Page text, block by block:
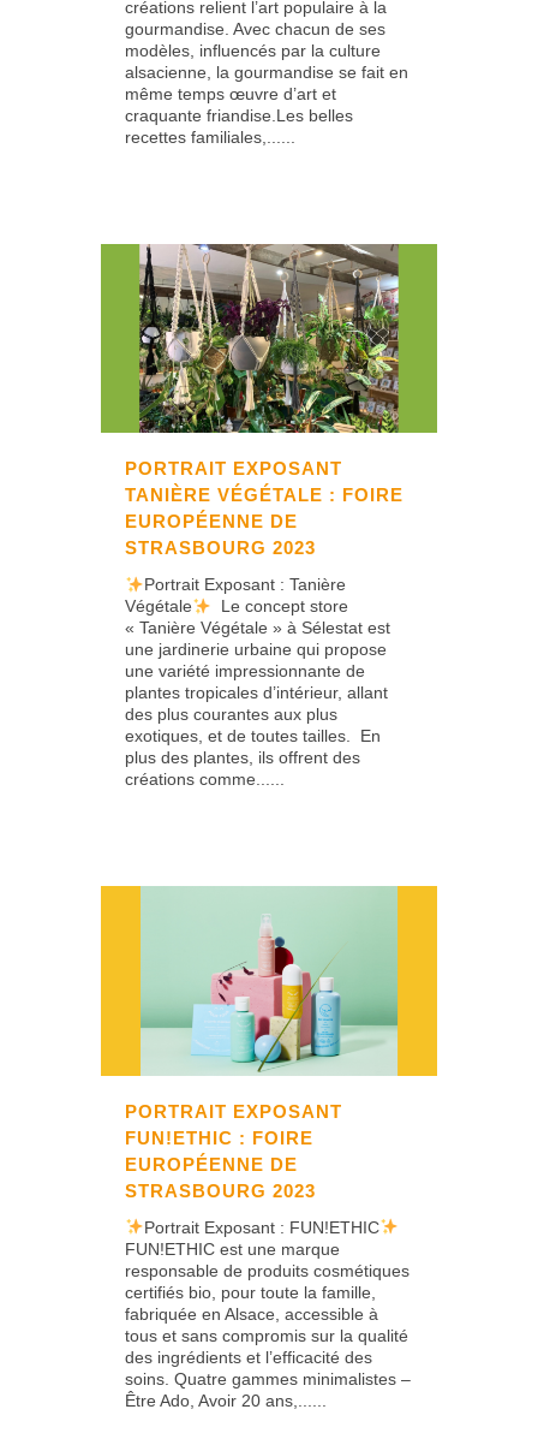
créations relient l’art populaire à la
gourmandise. Avec chacun de ses
modèles, influencés par la culture
alsacienne, la gourmandise se fait en
même temps œuvre d’art et
craquante friandise.Les belles
recettes familiales,......
PORTRAIT EXPOSANT
TANIÈRE VÉGÉTALE : FOIRE
EUROPÉENNE DE
STRASBOURG 2023
Portrait Exposant : Tanière
Végétale
Le concept store
« Tanière Végétale » à Sélestat est
une jardinerie urbaine qui propose
une variété impressionnante de
plantes tropicales d’intérieur, allant
des plus courantes aux plus
exotiques, et de toutes tailles. En
plus des plantes, ils offrent des
créations comme......
PORTRAIT EXPOSANT
FUN!ETHIC : FOIRE
EUROPÉENNE DE
STRASBOURG 2023
Portrait Exposant : FUN!ETHIC
FUN!ETHIC est une marque
responsable de produits cosmétiques
certifiés bio, pour toute la famille,
fabriquée en Alsace, accessible à
tous et sans compromis sur la qualité
des ingrédients et l’efficacité des
soins. Quatre gammes minimalistes –
Être Ado, Avoir 20 ans,......